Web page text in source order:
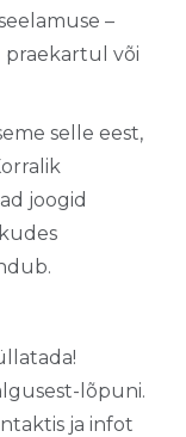
–
praekartul või
selle eest,
joogid
lõpuni.
ja infot